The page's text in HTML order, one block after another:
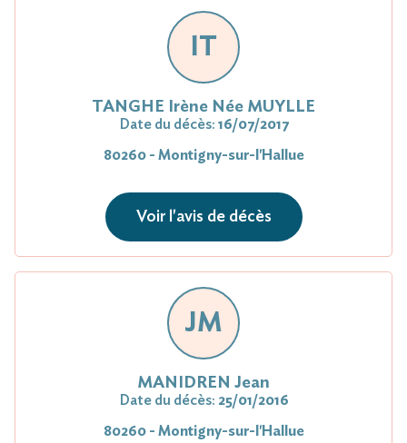
IT
TANGHE Irène Née MUYLLE
Date du décès: 16/07/2017
80260 - Montigny-sur-l'Hallue
Voir l'avis de décès
JM
MANIDREN Jean
Date du décès: 25/01/2016
80260 - Montigny-sur-l'Hallue